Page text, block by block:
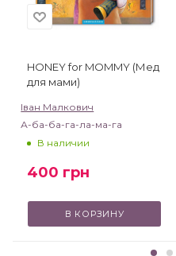
HONEY for MOMMY (Мед
для мами)
Іван Малкович
А-ба-ба-га-ла-ма-га
В наличии
400 грн
В КОРЗИНУ